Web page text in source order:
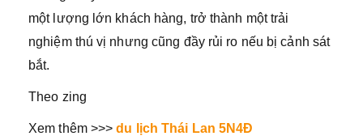
một lượng lớn khách hàng, trở thành một trải
nghiệm thú vị nhưng cũng đầy rủi ro nếu bị cảnh sát
bắt.
Theo zing
Xem thêm >>>du lịch Thái Lan 5N4Đ